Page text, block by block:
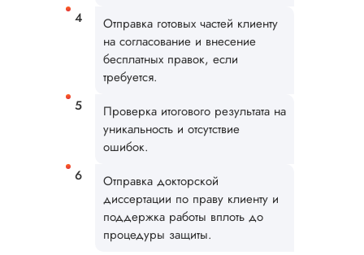
Отправка готовых частей клиенту
на согласование и внесение
бесплатных правок, если
требуется.
Проверка итогового результата на
уникальность и отсутствие
ошибок.
Отправка докторской
диссертации по праву клиенту и
поддержка работы вплоть до
процедуры защиты.
Рады, что смогли
диссертация
Дата: